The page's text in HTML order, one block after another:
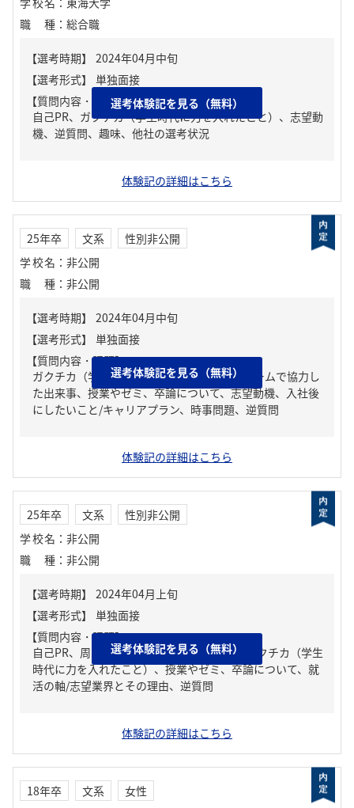
職種 ： 総合職
【質問内容・課題】
自己PR、ガクチカ（学生時代に力を入れたこと）、志望動
機、逆質問、趣味、他社の選考状況
選考体験記を見る（無料）
体験記の詳細はこちら
25年卒 文系
性別非公開
学校名 ： 非公開
職種 ： 非公開
【質問内容・課題】
ガクチカ（学生時代に力を入れたこと）、チームで協力し
た出来事、授業やゼミ、卒論について、志望動機、入社後
にしたいこと/キャリアプラン、時事問題、逆質問
選考体験記を見る（無料）
体験記の詳細はこちら
25年卒 文系
性別非公開
学校名 ： 非公開
職種 ： 非公開
【質問内容・課題】
自己PR、周りからどんな人といわれる？、ガクチカ（学生
時代に力を入れたこと）、授業やゼミ、卒論について、就
活の軸/志望業界とその理由、逆質問
選考体験記を見る（無料）
体験記の詳細はこちら
18年卒 文系
女性